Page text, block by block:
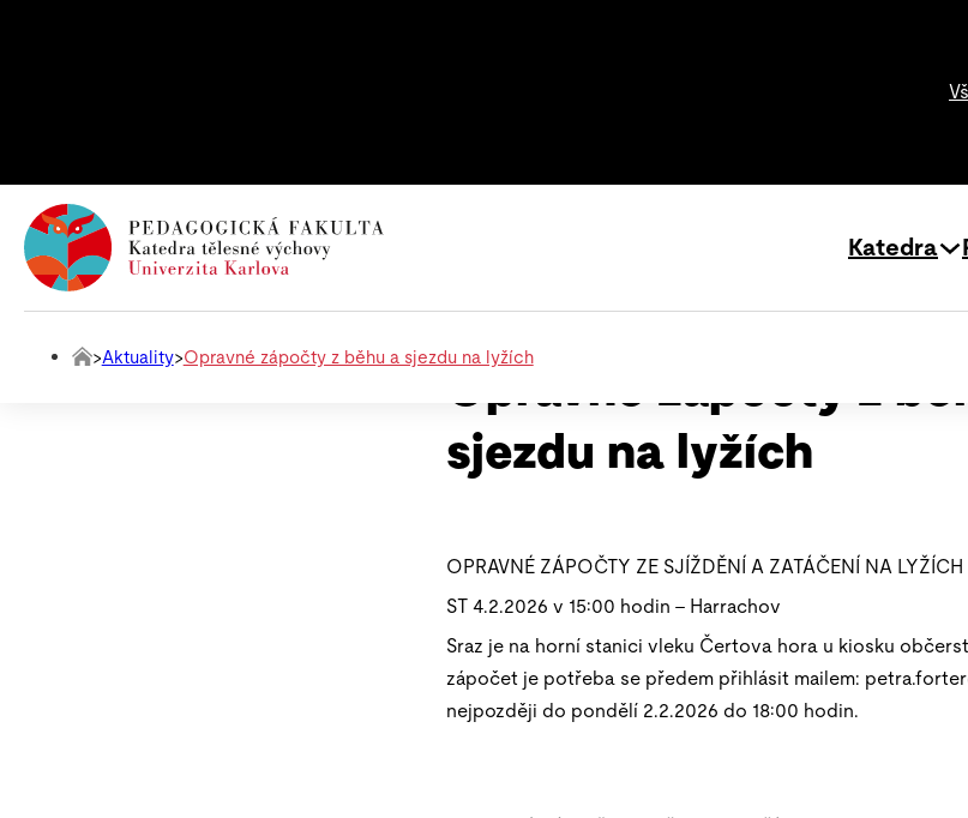
Katedra
>Aktuality>Opravné zápočty z běhu a sjezdu na lyžích
Opravné zápočty z
sjezdu na lyžích
OPRAVNÉ ZÁPOČTY ZE SJÍŽDĚNÍ A ZATÁČENÍ NA LYŽÍCH
ST 4.2.2026 v 15:00 hodin – Harrachov
Sraz je na horní stanici vleku Čertova hora u kiosku
zápočet je potřeba se předem přihlásit mailem:
nejpozději do pondělí 2.2.2026 do 18:00 hodin.